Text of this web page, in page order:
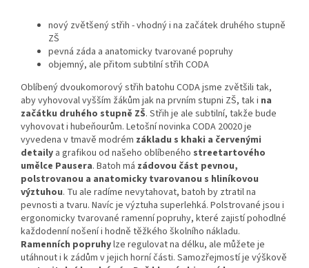
nový zvětšený střih - vhodný i na začátek druhého stupně
ZŠ
pevná záda a anatomicky tvarované popruhy
objemný, ale přitom subtilní střih CODA
Oblíbený dvoukomorový střih batohu CODA jsme zvětšili tak,
aby vyhovoval vyšším žákům jak na prvním stupni ZŠ, tak i na
začátku druhého stupně ZŠ. Střih je ale subtilní, takže bude
vyhovovat i hubeňourům. Letošní novinka CODA 20020 je
vyvedena v tmavě modrém základu s khaki a červenými
detaily a grafikou od našeho oblíbeného streetartového
umělce Pausera. Batoh má zádovou část pevnou,
polstrovanou a anatomicky tvarovanou s hliníkovou
výztuhou. Tu ale radíme nevytahovat, batoh by ztratil na
pevnosti a tvaru. Navíc je výztuha superlehká. Polstrované jsou i
ergonomicky tvarované ramenní popruhy, které zajistí pohodlné
každodenní nošení i hodně těžkého školního nákladu.
Ramenních popruhylze regulovat na délku, ale můžete je
utáhnout i k zádům v jejich horní části. Samozřejmostí je výškově